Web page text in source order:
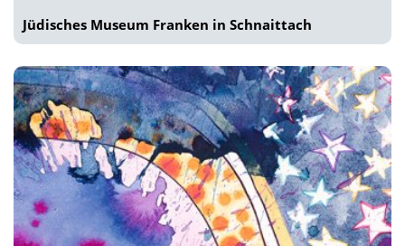
Jüdisches Museum Franken in Schnaittach